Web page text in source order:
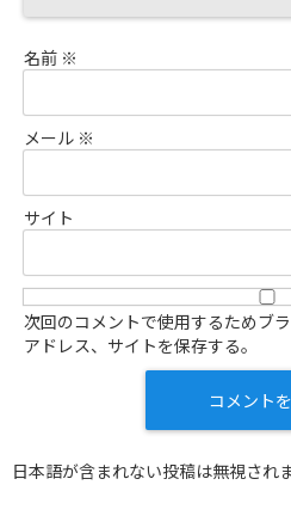
名前 ※
メール ※
サイト
次回のコメントで使用するためブ
アドレス、サイトを保存する。
日本語が含まれない投稿は無視され